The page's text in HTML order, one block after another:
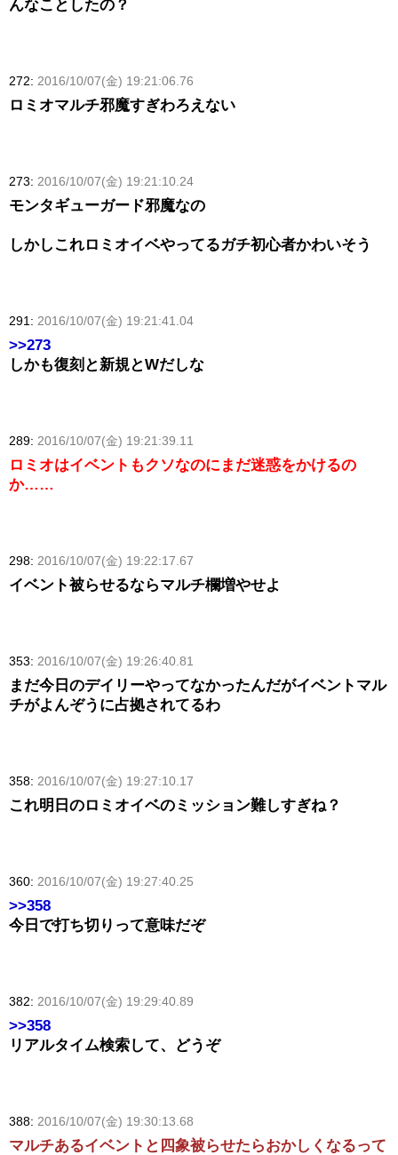
んなことしたの？
272: 2016/10/07(金) 19:21:06.76
ロミオマルチ邪魔すぎわろえない
273: 2016/10/07(金) 19:21:10.24
モンタギューガード邪魔なの
しかしこれロミオイベやってるガチ初心者かわいそう
291: 2016/10/07(金) 19:21:41.04
>>273
しかも復刻と新規とWだしな
289: 2016/10/07(金) 19:21:39.11
ロミオはイベントもクソなのにまだ迷惑をかけるの
か……
298: 2016/10/07(金) 19:22:17.67
イベント被らせるならマルチ欄増やせよ
353: 2016/10/07(金) 19:26:40.81
まだ今日のデイリーやってなかったんだがイベントマル
チがよんぞうに占拠されてるわ
358: 2016/10/07(金) 19:27:10.17
これ明日のロミオイベのミッション難しすぎね？
360: 2016/10/07(金) 19:27:40.25
>>358
今日で打ち切りって意味だぞ
382: 2016/10/07(金) 19:29:40.89
>>358
リアルタイム検索して、どうぞ
388: 2016/10/07(金) 19:30:13.68
マルチあるイベントと四象被らせたらおかしくなるって